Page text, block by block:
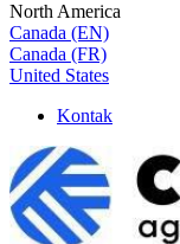
North America
Canada (EN)
Canada (FR)
United States
Kontak